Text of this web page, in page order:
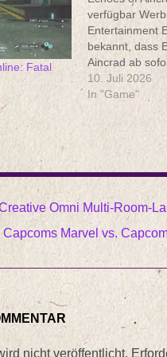
Fatal
verfügbar
Entertainment
bekannt, dass
Aincrad ab
Xbox Series
verfügbar ist.
neue Action-
Welt von
10. Juli 2026
In "Game"
Omni Multi-Room-
Marvel vs.
nicht veröffentlicht.